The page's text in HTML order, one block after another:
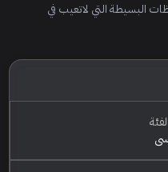
البسيطة التي لاتعيب في
الفئة
سي